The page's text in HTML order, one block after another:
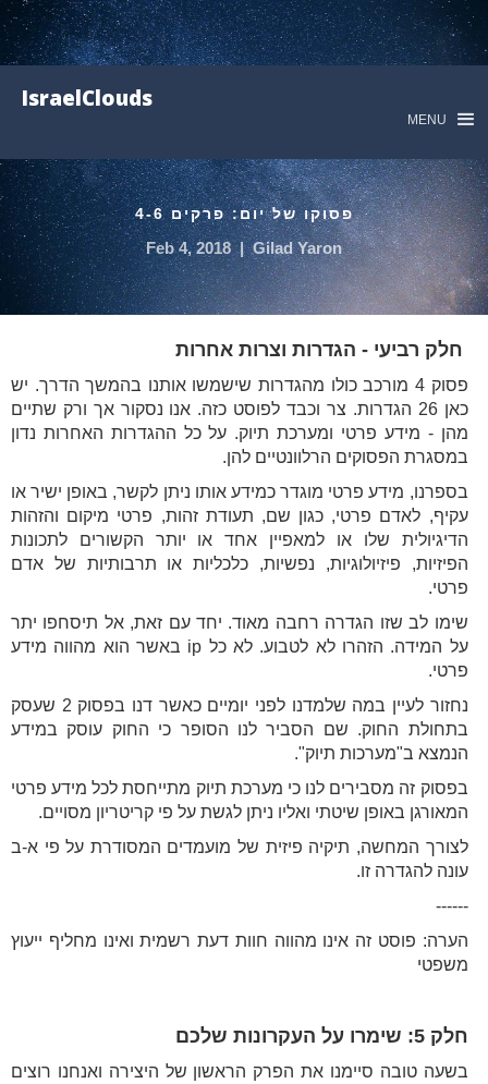
IsraelClouds
MENU
פסוקו של יום: פרקים 4-6
Gilad Yaron
|
Feb 4, 2018
חלק רביעי - הגדרות וצרות אחרות
פסוק 4 מורכב כולו מהגדרות שישמשו אותנו בהמשך הדרך. יש
כאן 26 הגדרות. צר וכבד לפוסט כזה. אנו נסקור אך ורק שתיים
מהן - מידע פרטי ומערכת תיוק. על כל ההגדרות האחרות נדון
במסגרת הפסוקים הרלוונטיים להן.
בספרנו, מידע פרטי מוגדר כמידע אותו ניתן לקשר, באופן ישיר או
עקיף, לאדם פרטי, כגון שם, תעודת זהות, פרטי מיקום והזהות
הדיגיולית שלו או למאפיין אחד או יותר הקשורים לתכונות
הפיזיות, פיזיולוגיות, נפשיות, כלכליות או תרבותיות של אדם
פרטי.
שימו לב שזו הגדרה רחבה מאוד. יחד עם זאת, אל תיסחפו יתר
על המידה. הזהרו לא לטבוע. לא כל ip באשר הוא מהווה מידע
פרטי.
נחזור לעיין במה שלמדנו לפני יומיים כאשר דנו בפסוק 2 שעסק
בתחולת החוק. שם הסביר לנו הסופר כי החוק עוסק במידע
הנמצא ב"מערכות תיוק".
בפסוק זה מסבירים לנו כי מערכת תיוק מתייחסת לכל מידע פרטי
המאורגן באופן שיטתי ואליו ניתן לגשת על פי קריטריון מסויים.
לצורך המחשה, תיקיה פיזית של מועמדים המסודרת על פי א-ב
עונה להגדרה זו.
------
הערה: פוסט זה אינו מהווה חוות דעת רשמית ואינו מחליף ייעוץ
משפטי
חלק 5: שימרו על העקרונות שלכם
בשעה טובה סיימנו את הפרק הראשון של היצירה ואנחנו רוצים